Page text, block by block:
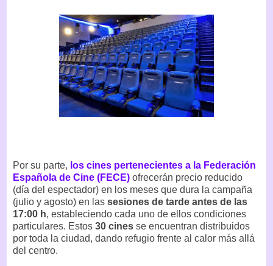
Por su parte, los cines pertenecientes a la Federación
Española de Cine (FECE) ofrecerán precio reducido
(día del espectador) en los meses que dura la campaña
(julio y agosto) en las sesiones de tarde antes de las
17:00 h, estableciendo cada uno de ellos condiciones
particulares. Estos 30 cines se encuentran distribuidos
por toda la ciudad, dando refugio frente al calor más allá
del centro.